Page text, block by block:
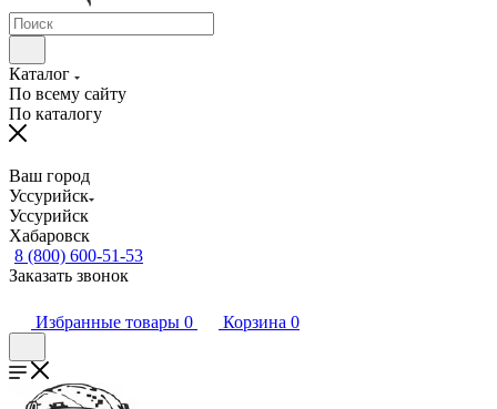
Каталог
По всему сайту
По каталогу
Ваш город
Уссурийск
Уссурийск
Хабаровск
8 (800) 600-51-53
Заказать звонок
Избранные товары 0 Корзина 0